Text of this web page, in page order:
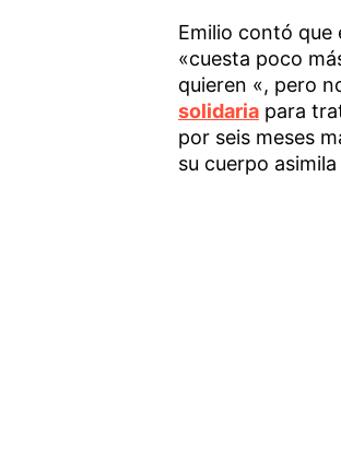
Emilio contó que
«cuesta poco
quieren «, pero
solidariapara
por seis meses
su cuerpo